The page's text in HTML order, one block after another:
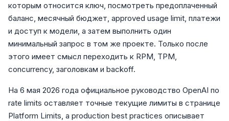
которым относится ключ, посмотреть предоплаченный
баланс, месячный бюджет, approved usage limit, платежи
и доступ к модели, а затем выполнить один
минимальный запрос в том же проекте. Только после
этого имеет смысл переходить к RPM, TPM,
concurrency, заголовкам и backoff.
На 6 мая 2026 года официальное руководство OpenAI по
rate limits оставляет точные текущие лимиты в странице
Platform Limits, а production best practices описывает